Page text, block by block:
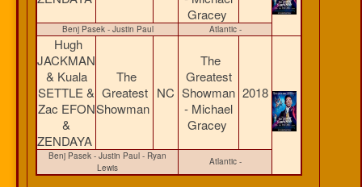
Gracey
Benj Pasek - Justin Paul Atlantic -
Hugh
JACKMAN
& Kuala
SETTLE &
Zac EFON
&
ZENDAYA
The
Greatest
Showman
NC
The
Greatest
Showman
- Michael
Gracey
2018
Benj Pasek - Justin Paul - Ryan
Lewis
Atlantic -